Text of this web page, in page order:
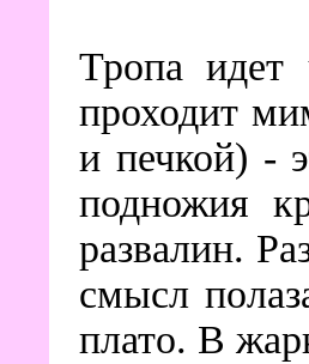
Тропа идет
проходит
и печкой) -
подножия
развалин.
смысл
плато. В